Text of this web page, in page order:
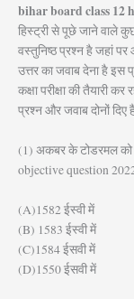
bihar board class 12
हिस्ट्री से पूछे जाने वाले
वस्तुनिष्ठ प्रश्न है जहां
उत्तर का जवाब देना है
कक्षा परीक्षा की तैयारी
प्रश्न और जवाब दोनों
(1) अकबर के टोडरमल को
objective question
(A)1582 ईस्वी में
(B) 1583 ईस्वी में
(C)1584 ईसवी में
(D)1550 ईसवी में